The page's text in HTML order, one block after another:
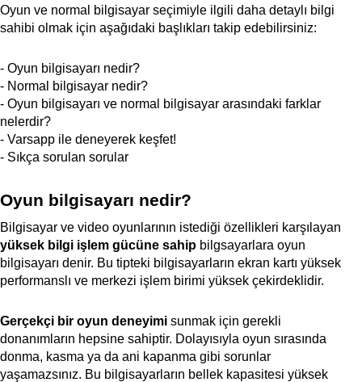
Oyun ve normal bilgisayar seçimiyle ilgili daha detaylı bilgi
sahibi olmak için aşağıdaki başlıkları takip edebilirsiniz:
- Oyun bilgisayarı nedir?
- Normal bilgisayar nedir?
- Oyun bilgisayarı ve normal bilgisayar arasındaki farklar
nelerdir?
- Varsapp ile deneyerek keşfet!
- Sıkça sorulan sorular
Oyun bilgisayarı nedir?
Bilgisayar ve video oyunlarının istediği özellikleri karşılayan
yüksek bilgi işlem gücüne sahip bilgsayarlara oyun
bilgisayarı denir. Bu tipteki bilgisayarların ekran kartı yüksek
performanslı ve merkezi işlem birimi yüksek çekirdeklidir.
Gerçekçi bir oyun deneyimi sunmak için gerekli
donanımların hepsine sahiptir. Dolayısıyla oyun sırasında
donma, kasma ya da ani kapanma gibi sorunlar
yaşamazsınız. Bu bilgisayarların bellek kapasitesi yüksek